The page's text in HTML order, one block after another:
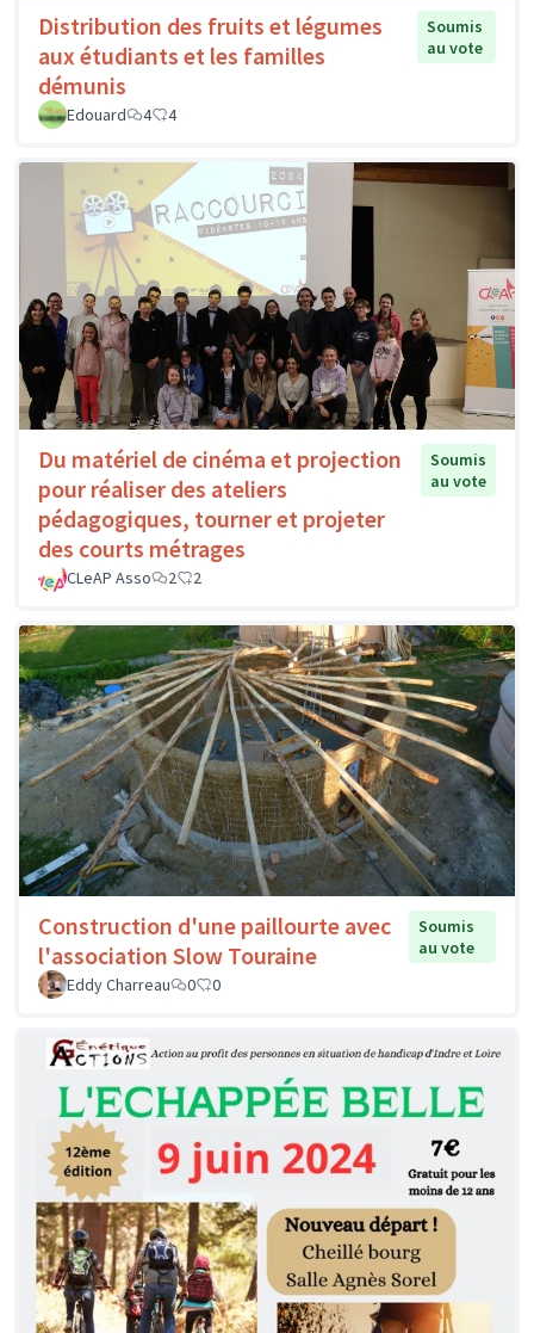
Distribution des fruits et légumes
aux étudiants et les familles
démunis
Soumis
au vote
Edouard 4 4
Du matériel de cinéma et projection
pour réaliser des ateliers
pédagogiques, tourner et projeter
des courts métrages
Soumis
au vote
CLeAP Asso 2 2
Construction d'une paillourte avec
l'association Slow Touraine
Soumis
au vote
Eddy Charreau
0 0